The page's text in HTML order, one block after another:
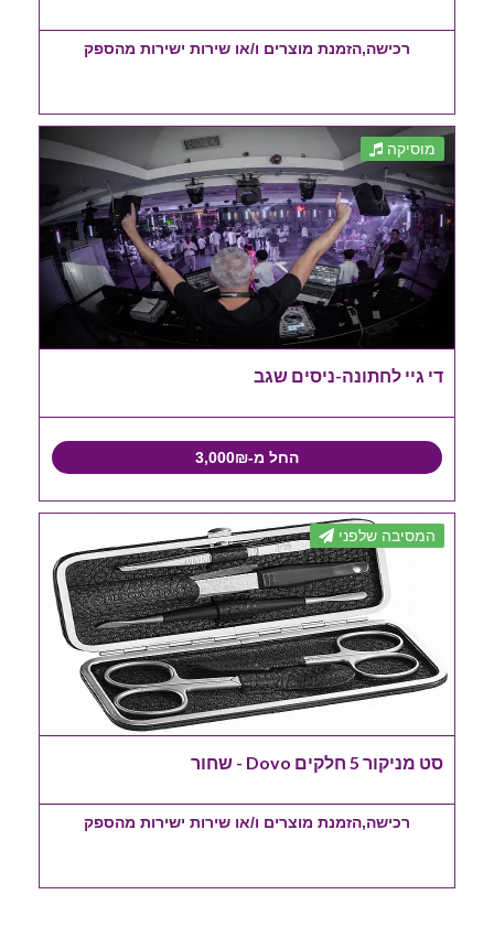
רכישה,הזמנת מוצרים ו/או שירות ישירות מהספק
מוסיקה
די גיי לחתונה-ניסים שגב
החל מ-3,000₪
המסיבה שלפני
סט מניקור 5 חלקים Dovo - שחור
רכישה,הזמנת מוצרים ו/או שירות ישירות מהספק